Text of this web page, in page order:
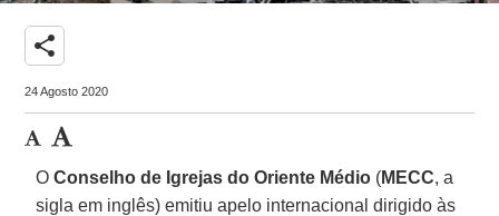
share
24 Agosto 2020
OConselho de Igrejas do Oriente Médio (MECC, a
sigla em inglês) emitiu apelo internacional dirigido às